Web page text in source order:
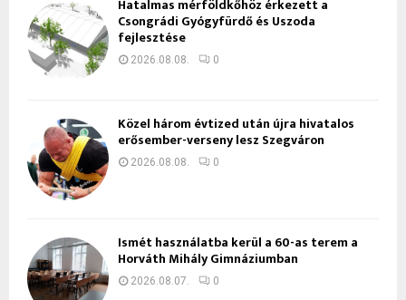
Hatalmas mérföldkőhöz érkezett a
Csongrádi Gyógyfürdő és Uszoda
fejlesztése
2026.08.08. 0
Közel három évtized után újra hivatalos
erősember-verseny lesz Szegváron
2026.08.08. 0
Ismét használatba kerül a 60-as terem a
Horváth Mihály Gimnáziumban
2026.08.07. 0